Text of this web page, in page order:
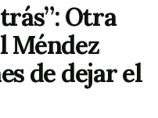
Otra
Méndez
de dejar el